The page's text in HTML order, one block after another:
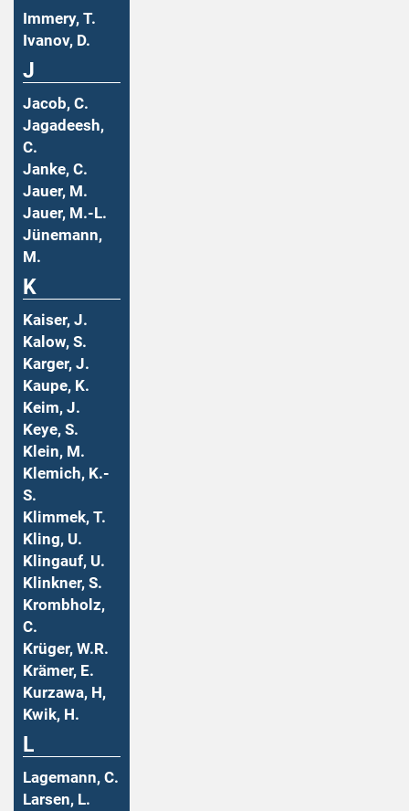
Immery, T.
Ivanov, D.
J
Jacob, C.
Jagadeesh,
C.
Janke, C.
Jauer, M.
Jauer, M.-L.
Jünemann,
M.
K
Kaiser, J.
Kalow, S.
Karger, J.
Kaupe, K.
Keim, J.
Keye, S.
Klein, M.
Klemich, K.-
S.
Klimmek, T.
Kling, U.
Klingauf, U.
Klinkner, S.
Krombholz,
C.
Krüger, W.R.
Krämer, E.
Kurzawa, H,
Kwik, H.
L
Lagemann, C.
Larsen, L.